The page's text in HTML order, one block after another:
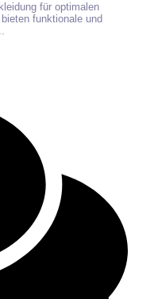
für optimalen
funktionale und